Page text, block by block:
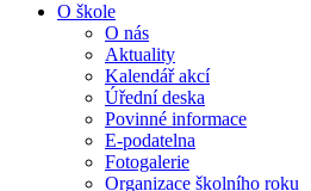
O škole
O nás
Aktuality
Kalendář akcí
Úřední deska
Povinné informace
E-podatelna
Fotogalerie
Organizace školního roku